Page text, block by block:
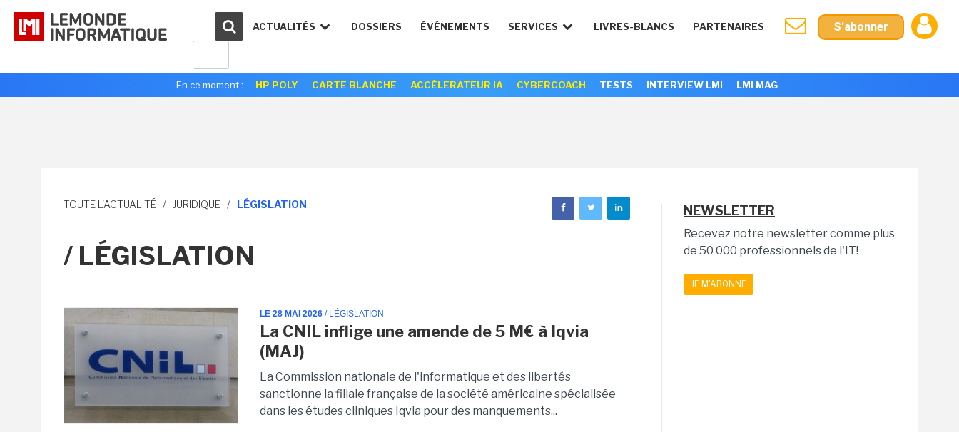
ACTUALITÉS DOSSIERS ÉVÉNEMENTS SERVICES LIVRES-BLANCS PARTENAIRES S'abonner
En ce moment : HP POLY CARTE BLANCHE ACCÉLERATEUR IA CYBERCOACH TESTS INTERVIEW LMI LMI MAG
TOUTE L'ACTUALITÉ / JURIDIQUE / LÉGISLATION
/ LÉGISLATION
LE 28 MAI 2026 / LÉGISLATION
La CNIL inflige une amende de 5 M€ à Iqvia
(MAJ)
La Commission nationale de l'informatique et des libertés
sanctionne la filiale française de la société américaine spécialisée
dans les études cliniques Iqvia pour des manquements...
NEWSLETTER
Recevez notre newsletter comme plus
de 50 000 professionnels de l'IT!
JE M'ABONNE